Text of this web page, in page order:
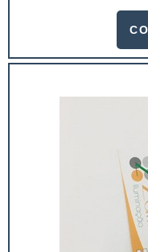
possível aumentar
material. Contar